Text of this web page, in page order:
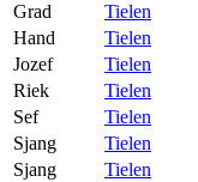
Grad
Tielen
Hand
Tielen
Jozef
Tielen
Riek
Tielen
Sef
Tielen
Sjang
Tielen
Sjang
Tielen